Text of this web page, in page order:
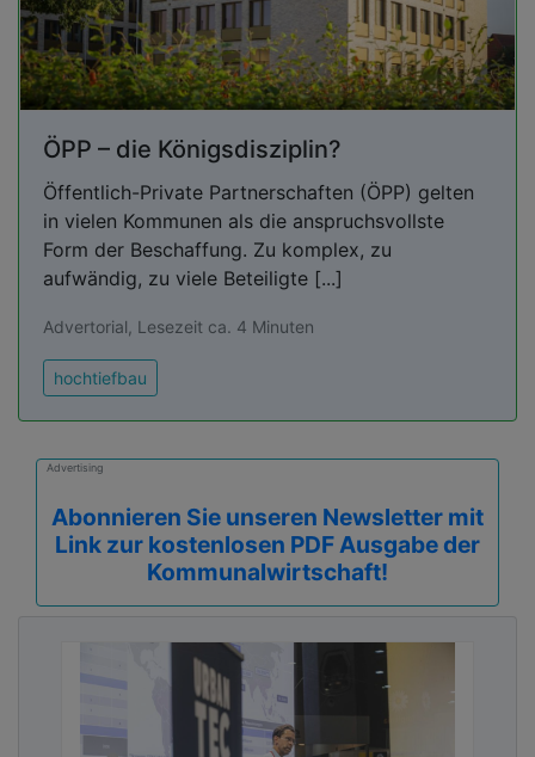
ÖPP – die Königsdisziplin?
Öffentlich-Private Partnerschaften (ÖPP) gelten
in vielen Kommunen als die anspruchsvollste
Form der Beschaffung. Zu komplex, zu
aufwändig, zu viele Beteiligte [...]
Advertorial, Lesezeit ca. 4 Minuten
hochtiefbau
Advertising
Abonnieren Sie unseren Newsletter mit
Link zur kostenlosen PDF Ausgabe der
Kommunalwirtschaft!